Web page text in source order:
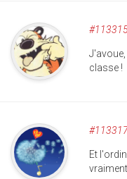
classe !
Et